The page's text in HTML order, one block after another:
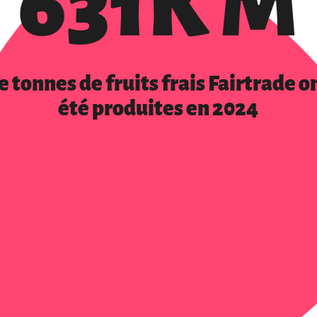
tonnes de fruits frais Fairtrade
été produites en 2024